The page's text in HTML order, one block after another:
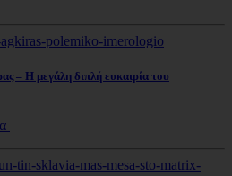
– Η μεγάλη διπλή ευκαιρία του